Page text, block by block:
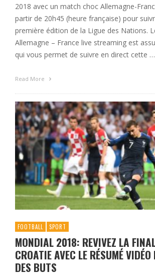
2018 avec un match choc Allemagne-
partir de 20h45 (heure française) pour
première édition de la Ligue des Nations.
Allemagne – France live streaming est
qui vous permet de suivre en direct cette …
Read More
FOOTBALL SPORT
MONDIAL 2018: REVIVEZ LA
CROATIE AVEC LE RÉSUMÉ VIDÉO
DES BUTS